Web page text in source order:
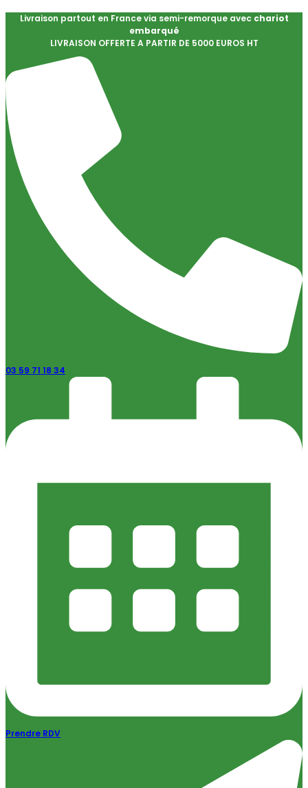
Livraison partout en France via semi-remorque avec chariot
embarqué
LIVRAISON OFFERTE A PARTIR DE 5000 EUROS HT
03 59 71 18 34
Prendre RDV